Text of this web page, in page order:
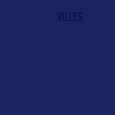
VILLES